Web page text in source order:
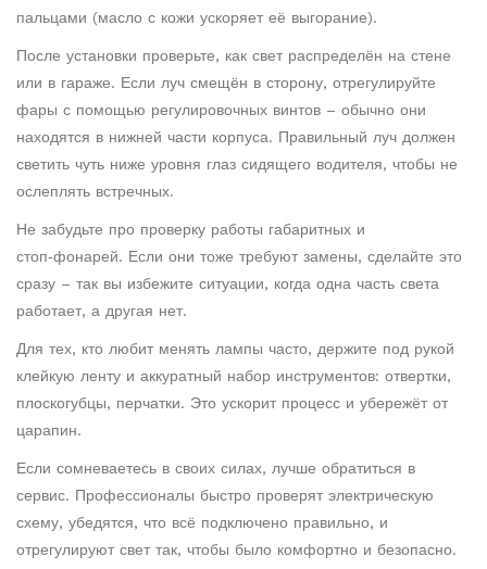
пальцами (масло с кожи ускоряет её выгорание).
После установки проверьте, как свет распределён на стене
или в гараже. Если луч смещён в сторону, отрегулируйте
фары с помощью регулировочных винтов – обычно они
находятся в нижней части корпуса. Правильный луч должен
светить чуть ниже уровня глаз сидящего водителя, чтобы не
ослеплять встречных.
Не забудьте про проверку работы габаритных и
стоп‑фонарей. Если они тоже требуют замены, сделайте это
сразу – так вы избежите ситуации, когда одна часть света
работает, а другая нет.
Для тех, кто любит менять лампы часто, держите под рукой
клейкую ленту и аккуратный набор инструментов: отвертки,
плоскогубцы, перчатки. Это ускорит процесс и убережёт от
царапин.
Если сомневаетесь в своих силах, лучше обратиться в
сервис. Профессионалы быстро проверят электрическую
схему, убедятся, что всё подключено правильно, и
отрегулируют свет так, чтобы было комфортно и безопасно.